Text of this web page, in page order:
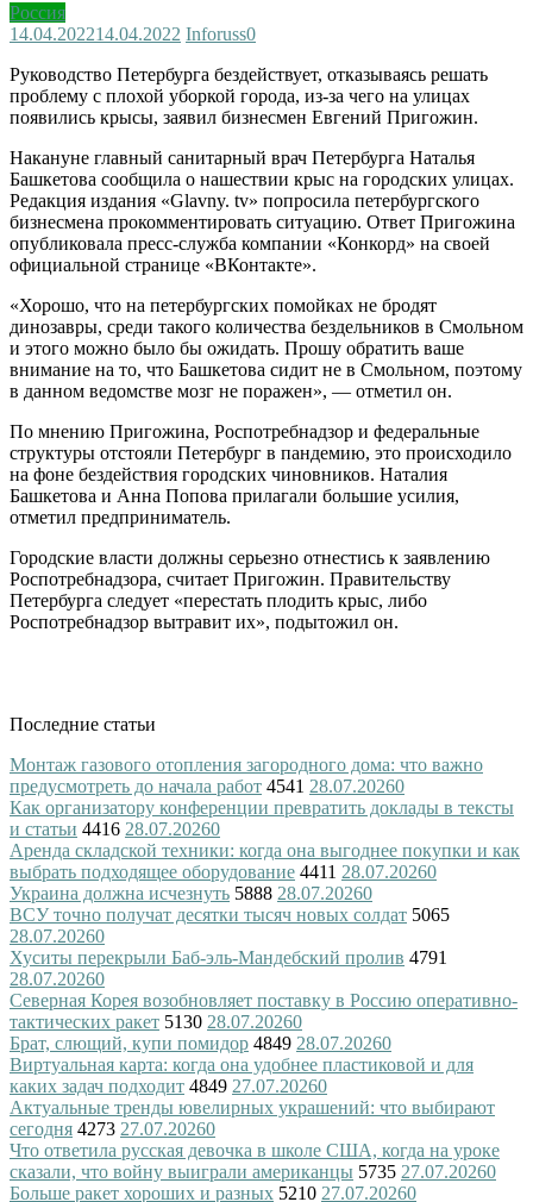
Россия
14.04.202214.04.2022 Inforuss0
Руководство Петербурга бездействует, отказываясь решать
проблему с плохой уборкой города, из-за чего на улицах
появились крысы, заявил бизнесмен Евгений Пригожин.
Накануне главный санитарный врач Петербурга Наталья
Башкетова сообщила о нашествии крыс на городских улицах.
Редакция издания «Glavny. tv» попросила петербургского
бизнесмена прокомментировать ситуацию. Ответ Пригожина
опубликовала пресс-служба компании «Конкорд» на своей
официальной странице «ВКонтакте».
«Хорошо, что на петербургских помойках не бродят
динозавры, среди такого количества бездельников в Смольном
и этого можно было бы ожидать. Прошу обратить ваше
внимание на то, что Башкетова сидит не в Смольном, поэтому
в данном ведомстве мозг не поражен», — отметил он.
По мнению Пригожина, Роспотребнадзор и федеральные
структуры отстояли Петербург в пандемию, это происходило
на фоне бездействия городских чиновников. Наталия
Башкетова и Анна Попова прилагали большие усилия,
отметил предприниматель.
Городские власти должны серьезно отнестись к заявлению
Роспотребнадзора, считает Пригожин. Правительству
Петербурга следует «перестать плодить крыс, либо
Роспотребнадзор вытравит их», подытожил он.
Последние статьи
Монтаж газового отопления загородного дома: что важно
предусмотреть до начала работ 4541 28.07.20260
Как организатору конференции превратить доклады в тексты
и статьи 4416 28.07.20260
Аренда складской техники: когда она выгоднее покупки и как
выбрать подходящее оборудование 4411 28.07.20260
Украина должна исчезнуть 5888 28.07.20260
ВСУ точно получат десятки тысяч новых солдат 5065
28.07.20260
Хуситы перекрыли Баб-эль-Мандебский пролив 4791
28.07.20260
Северная Корея возобновляет поставку в Россию оперативно-
тактических ракет 5130 28.07.20260
Брат, слющий, купи помидор 4849 28.07.20260
Виртуальная карта: когда она удобнее пластиковой и для
каких задач подходит 4849 27.07.20260
Актуальные тренды ювелирных украшений: что выбирают
сегодня 4273 27.07.20260
Что ответила русская девочка в школе США, когда на уроке
сказали, что войну выиграли американцы 5735 27.07.20260
Больше ракет хороших и разных 5210 27.07.20260